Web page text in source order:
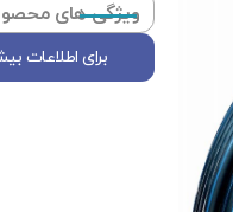
ویژگی های
برای اطلاعات بیشتر